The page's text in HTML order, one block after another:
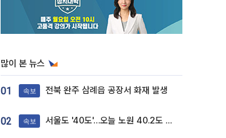
많이 본 뉴스
01 속보 전북 완주 삼례읍 공장서 화재 발생
02 속보 서울도 '40도'…오늘 노원 40.2도 기록